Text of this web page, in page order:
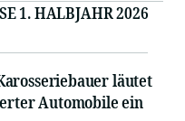
1. HALBJAHR 2026
läutet
Automobile ein